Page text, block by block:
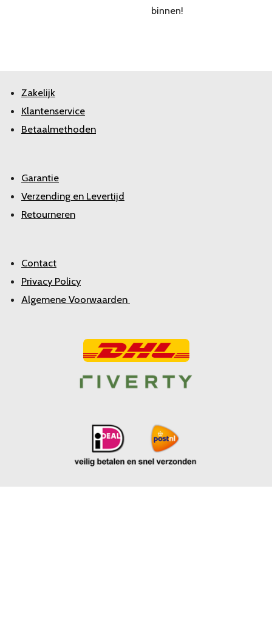
binnen!
Zakelijk
Klantenservice
Betaalmethoden
Garantie
Verzending en Levertijd
Retourneren
Contact
Privacy Policy
Algemene Voorwaarden